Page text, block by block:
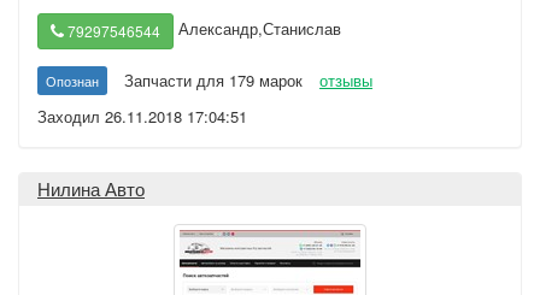
79297546544 Александр,Станислав
Опознан Запчасти для 179 марок
отзывы
Заходил 26.11.2018 17:04:51
Нилина Авто